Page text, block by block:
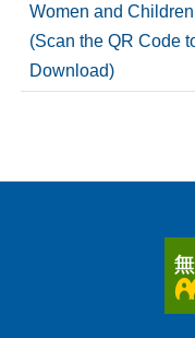
Women and Children
(Scan the QR Code
Download)